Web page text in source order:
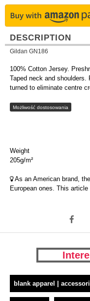
DESCRIPTION
Gildan GN186
100% Cotton Jersey.
Taped neck and shoulders.
turned to eliminate centre
Możliwość dostosowania
Weight
205g/m²
As an American brand,
European ones. This article
blank apparel |